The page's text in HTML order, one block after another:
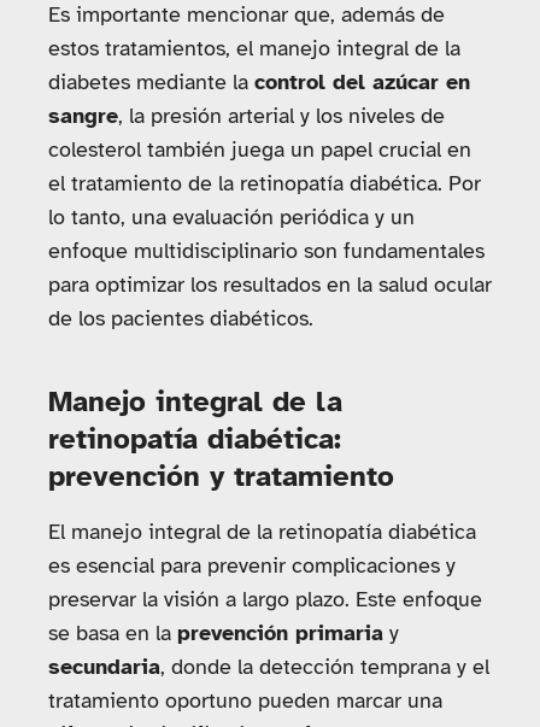
Es importante mencionar que, además de
estos tratamientos, el manejo integral de la
diabetes mediante la control del azúcar en
sangre, la presión arterial y los niveles de
colesterol también juega un papel crucial en
el tratamiento de la retinopatía diabética. Por
lo tanto, una evaluación periódica y un
enfoque multidisciplinario son fundamentales
para optimizar los resultados en la salud ocular
de los pacientes diabéticos.
Manejo integral de la
retinopatía diabética:
prevención y tratamiento
El manejo integral de la retinopatía diabética
es esencial para prevenir complicaciones y
preservar la visión a largo plazo. Este enfoque
se basa en la prevención primaria y
secundaria, donde la detección temprana y el
tratamiento oportuno pueden marcar una